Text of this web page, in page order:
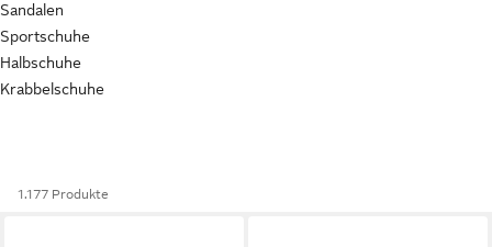
Sandalen
Sportschuhe
Halbschuhe
Krabbelschuhe
1.177 Produkte